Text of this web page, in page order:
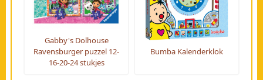
Gabby's Dolhouse
Ravensburger puzzel 12-
16-20-24 stukjes
Bumba Kalenderklok